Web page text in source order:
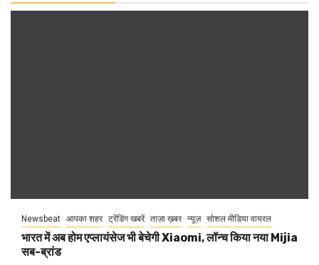
Newsbeat आपका शहर ट्रेंडिंग खबरें ताज़ा ख़बर न्यूज़ सोशल मीडिया वायरल
भारत में अब होम एप्लायंसेज भी बेचेगी Xiaomi, लॉन्च किया नया Mijia
सब-ब्रांड